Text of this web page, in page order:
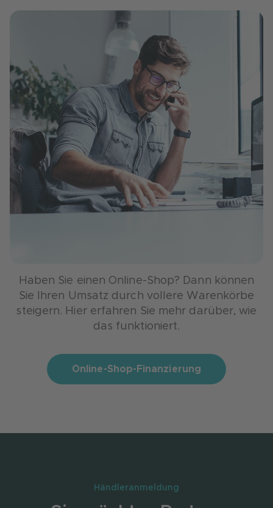
Haben Sie einen Online-Shop? Dann können
Sie Ihren Umsatz durch vollere Warenkörbe
steigern. Hier erfahren Sie mehr darüber, wie
das funktioniert.
Online-Shop-Finanzierung
Händleranmeldung